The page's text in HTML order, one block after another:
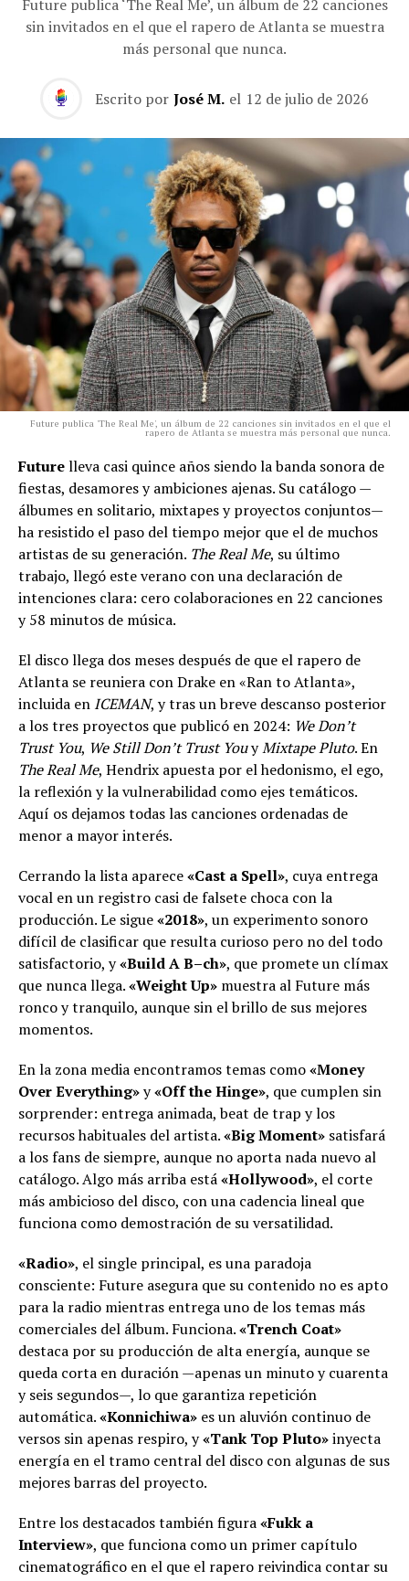
Future publica ‘The Real Me’, un álbum de 22 canciones
sin invitados en el que el rapero de Atlanta se muestra
más personal que nunca.
Escrito por José M. el 12 de julio de 2026
Future publica 'The Real Me', un álbum de 22 canciones sin invitados en el que el
rapero de Atlanta se muestra más personal que nunca.
Futurelleva casi quince años siendo la banda sonora de
fiestas, desamores y ambiciones ajenas. Su catálogo —
álbumes en solitario, mixtapes y proyectos conjuntos—
ha resistido el paso del tiempo mejor que el de muchos
artistas de su generación. The Real Me, su último
trabajo, llegó este verano con una declaración de
intenciones clara: cero colaboraciones en 22 canciones
y 58 minutos de música.
El disco llega dos meses después de que el rapero de
Atlanta se reuniera con Drake en «Ran to Atlanta»,
incluida en ICEMAN, y tras un breve descanso posterior
a los tres proyectos que publicó en 2024: We Don’t
Trust You, We Still Don’t Trust YouyMixtape Pluto. En
The Real Me, Hendrix apuesta por el hedonismo, el ego,
la reflexión y la vulnerabilidad como ejes temáticos.
Aquí os dejamos todas las canciones ordenadas de
menor a mayor interés.
Cerrando la lista aparece«Cast a Spell», cuya entrega
vocal en un registro casi de falsete choca con la
producción. Le sigue«2018», un experimento sonoro
difícil de clasificar que resulta curioso pero no del todo
satisfactorio, y«Build A B–ch», que promete un clímax
que nunca llega.«Weight Up» muestra al Future más
ronco y tranquilo, aunque sin el brillo de sus mejores
momentos.
En la zona media encontramos temas como«Money
Over Everything»y«Off the Hinge», que cumplen sin
sorprender: entrega animada, beat de trap y los
recursos habituales del artista.«Big Moment» satisfará
a los fans de siempre, aunque no aporta nada nuevo al
catálogo. Algo más arriba está«Hollywood», el corte
más ambicioso del disco, con una cadencia lineal que
funciona como demostración de su versatilidad.
«Radio», el single principal, es una paradoja
consciente: Future asegura que su contenido no es apto
para la radio mientras entrega uno de los temas más
comerciales del álbum. Funciona.«Trench Coat»
destaca por su producción de alta energía, aunque se
queda corta en duración —apenas un minuto y cuarenta
y seis segundos—, lo que garantiza repetición
automática.«Konnichiwa» es un aluvión continuo de
versos sin apenas respiro, y«Tank Top Pluto»inyecta
energía en el tramo central del disco con algunas de sus
mejores barras del proyecto.
Entre los destacados también figura«Fukk a
Interview», que funciona como un primer capítulo
cinematográfico en el que el rapero reivindica contar su